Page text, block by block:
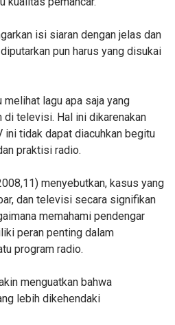
isi siaran dengan jelas dan
pun harus yang disukai
lagu apa saja yang
di televisi. Hal ini dikarenakan
ini tidak dapat diacuhkan begitu
praktisi radio.
menyebutkan, kasus yang
dan televisi secara signifikan
memahami pendengar
peran penting dalam
program radio.
menguatkan bahwa
lebih dikehendaki